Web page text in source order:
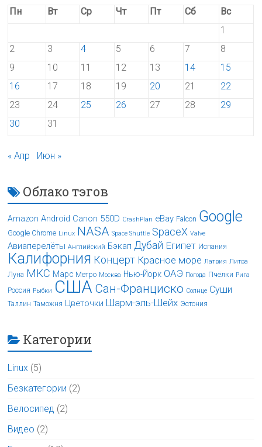
Пн
Вт Ср Чт Пт Сб
Вс
1
2
3 4 5 6 7
8
9
10 11 12 13 14
15
16
17 18 19 20 21
22
23
24 25 26 27 28
29
30
31
« Апр Июн »
Облако тэгов
Amazon Android Canon 550D CrashPlan eBay Falcon Google
Google Chrome Linux NASA Space Shuttle SpaceX Valve
Авиаперелёты Английский Бэкап Дубай Египет Испания
Калифорния Концерт Красное море Латвия Литва
Луна МКС Марс Метро Москва Нью-Йорк ОАЭ Погода Пчёлки Рига
Россия Рыбки США Сан-Франциско Солнце Суши
Таллин Таможня Цветочки Шарм-эль-Шейх Эстония
Категории
Linux (5)
Безкатегории (2)
Велосипед (2)
Видео (2)